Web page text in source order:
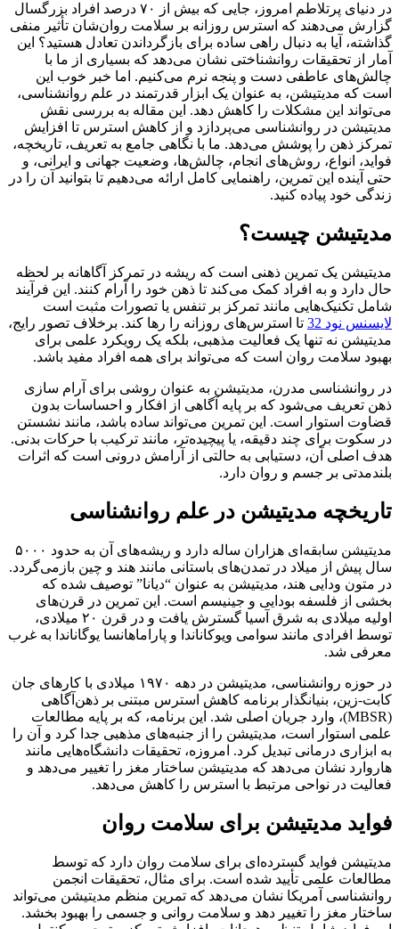
در دنیای پرتلاطم امروز، جایی که بیش از ۷۰ درصد افراد بزرگسال
گزارش می‌دهند که استرس روزانه بر سلامت روان‌شان تأثیر منفی
گذاشته، آیا به دنبال راهی ساده برای بازگرداندن تعادل هستید؟ این
آمار از تحقیقات روانشناختی نشان می‌دهد که بسیاری از ما با
چالش‌های عاطفی دست و پنجه نرم می‌کنیم. اما خبر خوب این
است که مدیتیشن، به عنوان یک ابزار قدرتمند در علم روانشناسی،
می‌تواند این مشکلات را کاهش دهد. این مقاله به بررسی نقش
مدیتیشن در روانشناسی می‌پردازد و از کاهش استرس تا افزایش
تمرکز ذهن را پوشش می‌دهد. ما با نگاهی جامع به تعریف، تاریخچه،
فواید، انواع، روش‌های انجام، چالش‌ها، وضعیت جهانی و ایرانی، و
حتی آینده این تمرین، راهنمایی کامل ارائه می‌دهیم تا بتوانید آن را در
زندگی خود پیاده کنید.
مدیتیشن چیست؟
مدیتیشن یک تمرین ذهنی است که ریشه در تمرکز آگاهانه بر لحظه
حال دارد و به افراد کمک می‌کند تا ذهن خود را آرام کنند. این فرآیند
شامل تکنیک‌هایی مانند تمرکز بر تنفس یا تصورات مثبت است
لایسنس نود 32
تا استرس‌های روزانه را رها کند. برخلاف تصور رایج،
مدیتیشن نه تنها یک فعالیت مذهبی، بلکه یک رویکرد علمی برای
بهبود سلامت روان است که می‌تواند برای همه افراد مفید باشد.
در روانشناسی مدرن، مدیتیشن به عنوان روشی برای آرام سازی
ذهن تعریف می‌شود که بر پایه آگاهی از افکار و احساسات بدون
قضاوت استوار است. این تمرین می‌تواند ساده باشد، مانند نشستن
در سکوت برای چند دقیقه، یا پیچیده‌تر، مانند ترکیب با حرکات بدنی.
هدف اصلی آن، دستیابی به حالتی از آرامش درونی است که اثرات
بلندمدتی بر جسم و روان دارد.
تاریخچه مدیتیشن در علم روانشناسی
مدیتیشن سابقه‌ای هزاران ساله دارد و ریشه‌های آن به حدود ۵۰۰۰
سال پیش از میلاد در تمدن‌های باستانی مانند هند و چین بازمی‌گردد.
در متون ودایی هند، مدیتیشن به عنوان “دیانا” توصیف شده که
بخشی از فلسفه بودایی و جینیسم است. این تمرین در قرن‌های
اولیه میلادی به شرق آسیا گسترش یافت و در قرن ۲۰ میلادی،
توسط افرادی مانند سوامی ویوکاناندا و پاراماهانسا یوگاناندا به غرب
معرفی شد.
در حوزه روانشناسی، مدیتیشن در دهه ۱۹۷۰ میلادی با کارهای جان
کابت-زین، بنیانگذار برنامه کاهش استرس مبتنی بر ذهن‌آگاهی
(MBSR)، وارد جریان اصلی شد. این برنامه، که بر پایه مطالعات
علمی استوار است، مدیتیشن را از جنبه‌های مذهبی جدا کرد و آن را
به ابزاری درمانی تبدیل کرد. امروزه، تحقیقات دانشگاه‌هایی مانند
هاروارد نشان می‌دهد که مدیتیشن ساختار مغز را تغییر می‌دهد و
فعالیت در نواحی مرتبط با استرس را کاهش می‌دهد.
فواید مدیتیشن برای سلامت روان
مدیتیشن فواید گسترده‌ای برای سلامت روان دارد که توسط
مطالعات علمی تأیید شده است. برای مثال، تحقیقات انجمن
روانشناسی آمریکا نشان می‌دهد که تمرین منظم مدیتیشن می‌تواند
ساختار مغز را تغییر دهد و سلامت روانی و جسمی را بهبود بخشد.